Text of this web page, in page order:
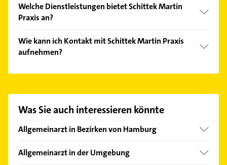
Welche Dienstleistungen bietet Schittek Martin
Praxis an?
Blutdruckmessung, Bluthochdruck,
Blutzuckerbestimmung und Diagnostik.
Wie kann ich Kontakt mit Schittek Martin Praxis
aufnehmen?
finden Sie alleKontaktdaten.
Was Sie auch interessieren könnte
Allgemeinarzt in Bezirken von Hamburg
Bezirk Altona
Allgemeinarzt in der Umgebung